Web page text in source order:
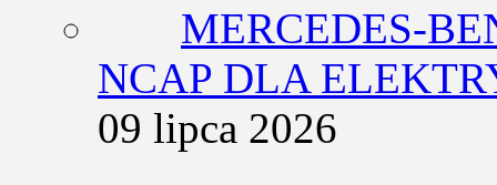
MERCEDES-
NCAP DLA
09 lipca 2026